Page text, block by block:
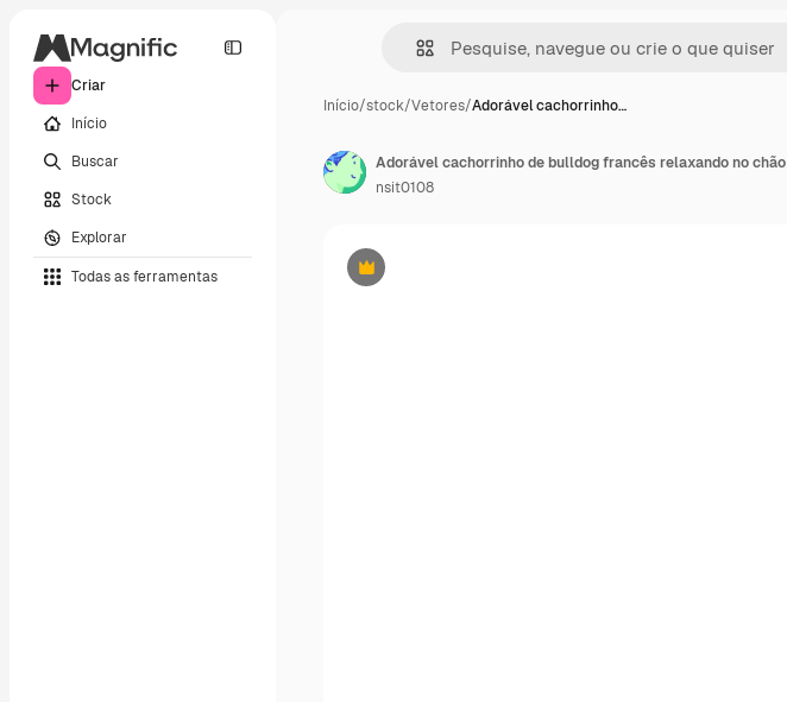
Criar
Início
Buscar
Stock
Explorar
Todas as ferramentas
Início/stock/Vetores/Adorável cachorrinho…
Premium
Adorável cachorrinho de bulldog francês relaxando no chão
nsit0108